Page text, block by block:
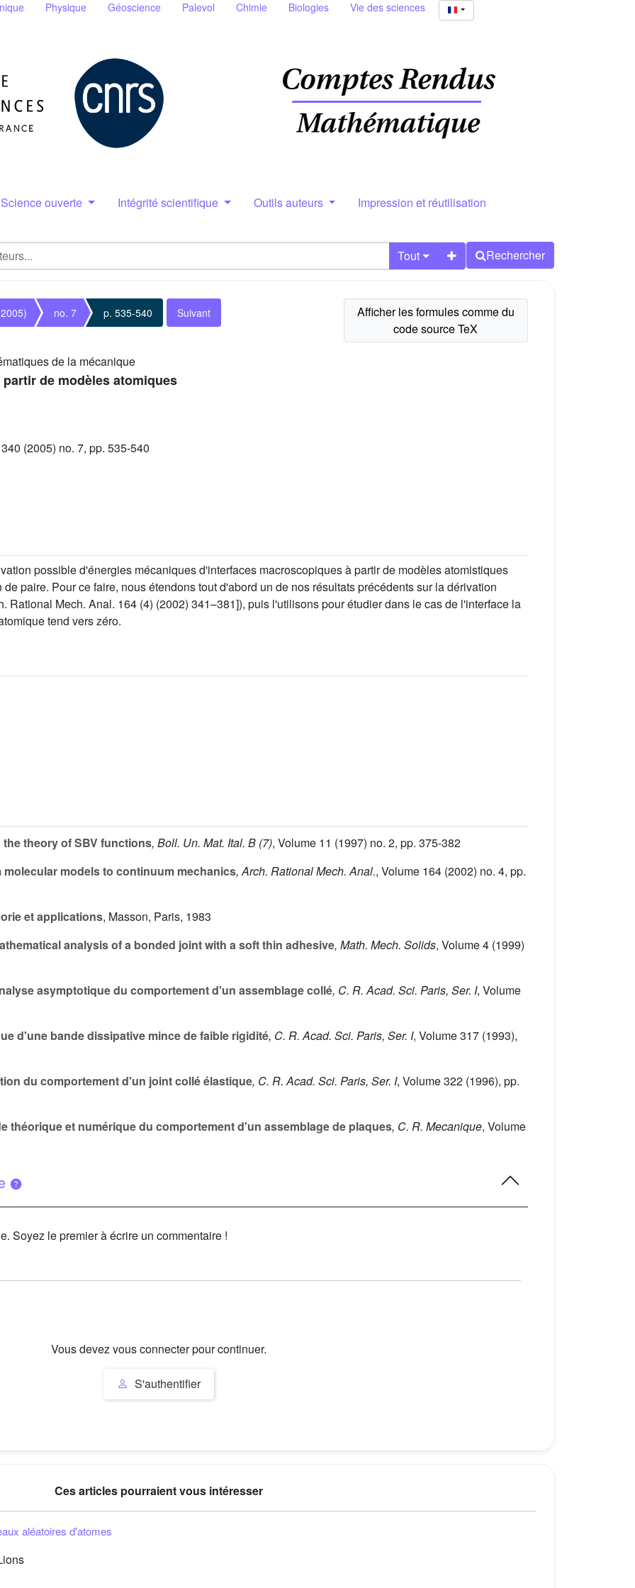
Physique Géoscience Palevol Chimie Biologies Vie des sciences
Science ouverte Intégrité scientifique Outils auteurs Impression et réutilisation
Tout Rechercher
no. 7 p. 535-540 Suivant
de la mécanique
de modèles atomiques
(2005) no. 7, pp. 535-540
possible d'énergies mécaniques d'interfaces macroscopiques à partir de modèles atomistiques
paire. Pour ce faire, nous étendons tout d'abord un de nos résultats précédents sur la dérivation
Rational Mech. Anal. 164 (4) (2002) 341–381]), puis l'utilisons pour étudier dans le cas de l'interface la
tend vers zéro.
theory of SBV functions, Boll. Un. Mat. Ital. B (7), Volume 11 (1997) no. 2, pp. 375-382
models to continuum mechanics, Arch. Rational Mech. Anal., Volume 164 (2002) no. 4, pp.
et applications, Masson, Paris, 1983
analysis of a bonded joint with a soft thin adhesive, Math. Mech. Solids, Volume 4 (1999)
asymptotique du comportement d'un assemblage collé, C. R. Acad. Sci. Paris, Ser. I, Volume
d'une bande dissipative mince de faible rigidité, C. R. Acad. Sci. Paris, Ser. I, Volume 317 (1993),
du comportement d'un joint collé élastique, C. R. Acad. Sci. Paris, Ser. I, Volume 322 (1996), pp.
théorique et numérique du comportement d'un assemblage de plaques, C. R. Mecanique, Volume
Soyez le premier à écrire un commentaire !
Vous devez vous connecter pour continuer.
S'authentifier
Ces articles pourraient vous intéresser
aléatoires d'atomes